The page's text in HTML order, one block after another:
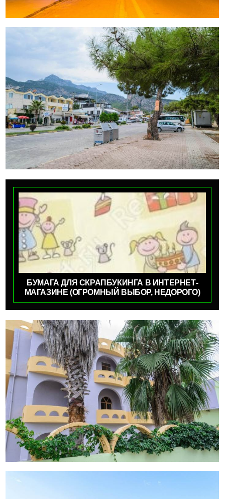
БУМАГА ДЛЯ СКРАПБУКИНГА В ИНТЕРНЕТ-
МАГАЗИНЕ (ОГРОМНЫЙ ВЫБОР, НЕДОРОГО)